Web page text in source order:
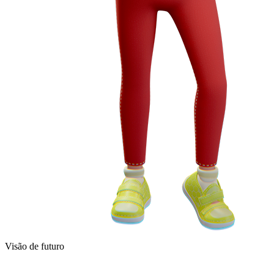
Visão de futuro